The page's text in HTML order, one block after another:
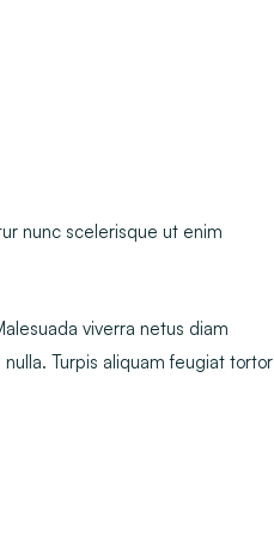
nunc scelerisque ut enim
viverra netus diam
Turpis aliquam feugiat tortor